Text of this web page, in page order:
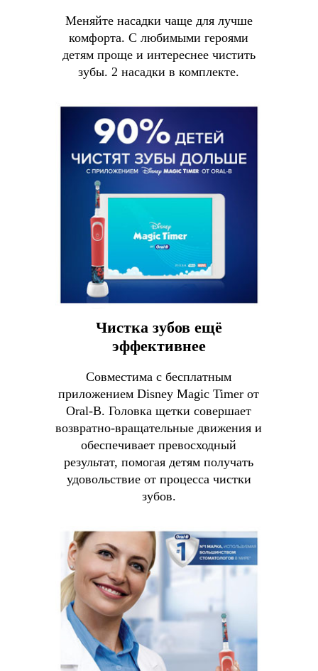
Меняйте насадки чаще для лучше
комфорта. С любимыми героями
детям проще и интереснее чистить
зубы. 2 насадки в комплекте.
Чистка зубов ещё
эффективнее
Совместима с бесплатным
приложением Disney Magic Timer от
Oral-B. Головка щетки совершает
возвратно-вращательные движения и
обеспечивает превосходный
результат, помогая детям получать
удовольствие от процесса чистки
зубов.